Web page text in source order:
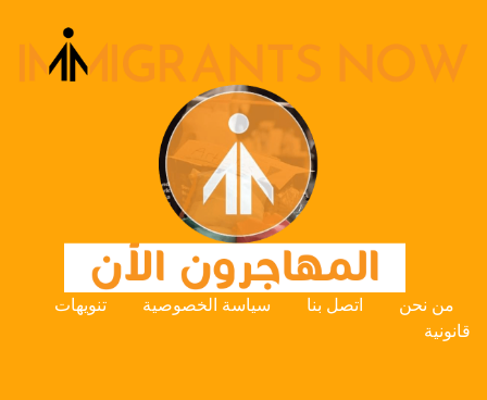
من نحن اتصل بنا سياسة الخصوصية
تنويهات
قانونية